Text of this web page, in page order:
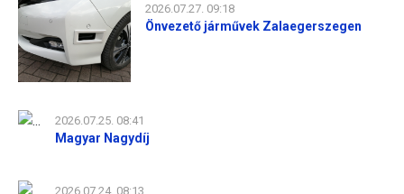
2026.07.27. 09:18
Önvezető járművek Zalaegerszegen
2026.07.25. 08:41
Magyar Nagydíj
2026.07.24. 08:13